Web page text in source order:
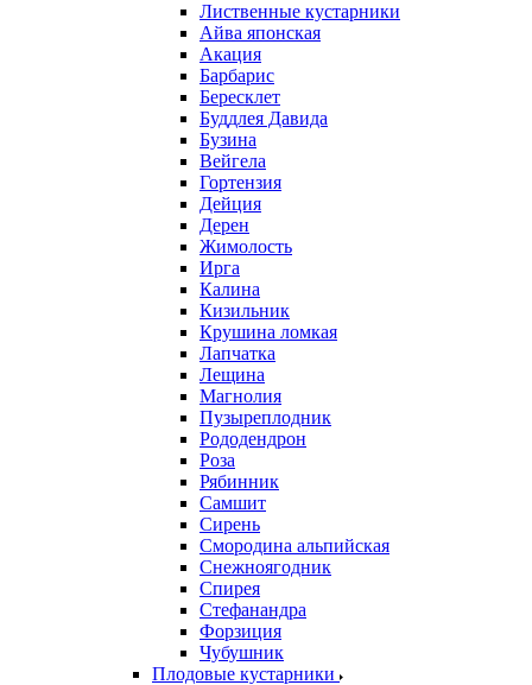
Лиственные кустарники
Айва японская
Акация
Барбарис
Бересклет
Буддлея Давида
Бузина
Вейгела
Гортензия
Дейция
Дерен
Жимолость
Ирга
Калина
Кизильник
Крушина ломкая
Лапчатка
Лещина
Магнолия
Пузыреплодник
Рододендрон
Роза
Рябинник
Самшит
Сирень
Смородина альпийская
Снежноягодник
Спирея
Стефанандра
Форзиция
Чубушник
Плодовые кустарники